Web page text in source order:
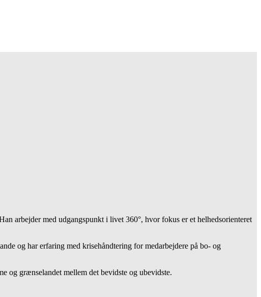
arbejder med udgangspunkt i livet 360°, hvor fokus er et helhedsorienteret
og har erfaring med krisehåndtering for medarbejdere på bo- og
og grænselandet mellem det bevidste og ubevidste.